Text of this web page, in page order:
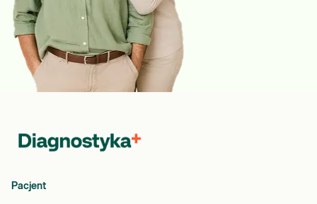
Pacjent